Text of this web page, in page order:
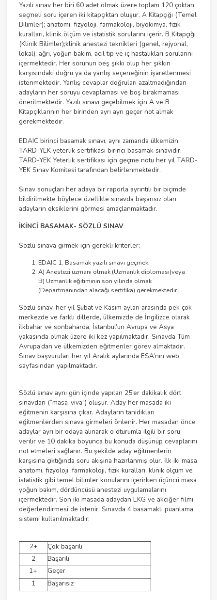
Yazılı sınav her biri 60 adet olmak üzere toplam 120 çoktan
seçmeli soru içeren iki kitapçıktan oluşur. A Kitapçığı (Temel
Bilimler); anatomi, fizyoloji, farmakoloji, biyokimya, fizik
kuralları, klinik ölçüm ve istatistik sorularını içerir. B Kitapçığı
(Klinik Bilimler);klinik anestezi teknikleri (genel, rejyonal,
lokal), ağrı, yoğun bakım, acil tıp ve iç hastalıkları sorularını
içermektedir. Her sorunun beş şıkkı olup her şıkkın
karşısındaki doğru ya da yanlış seçeneğinin işaretlenmesi
istenmektedir. Yanlış cevaplar doğruları azaltmadığından
adayların her soruyu cevaplaması ve boş bırakmaması
önerilmektedir. Yazılı sınavı geçebilmek için A ve B
Kitapçıklarının her birinden ayrı ayrı geçer not almak
gerekmektedir.
EDAIC birinci basamak sınavı, aynı zamanda ülkemizin
TARD-YEK yeterlik sertifikası birinci basamak sınavıdır.
TARD-YEK Yeterlik sertifikası için geçme notu her yıl TARD-
YEK Sınav Komitesi tarafından belirlenmektedir.
Sınav sonuçları her adaya bir raporla ayrıntılı bir biçimde
bildirilmekte böylece özellikle sınavda başarısız olan
adayların eksiklerini görmesi amaçlanmaktadır.
İKİNCİ BASAMAK- SÖZLÜ SINAV
Sözlü sınava girmek için gerekli kriterler;
EDAIC 1. Basamak yazılı sınavı geçmek,
A) Anestezi uzmanı olmak (Uzmanlık diploması)veya
B) Uzmanlık eğitiminin son yılında olmak
(Departmanından alacağı sertifika) gerekmektedir.
Sözlü sınav, her yıl Şubat ve Kasım ayları arasında pek çok
merkezde ve farklı dillerde, ülkemizde de İngilizce olarak
ilkbahar ve sonbaharda, İstanbul’un Avrupa ve Asya
yakasında olmak üzere iki kez yapılmaktadır. Sınavda Tüm
Avrupa’dan ve ülkemizden eğitmenler görev almaktadır.
Sınav başvuruları her yıl Aralık aylarında ESA’nın web
sayfasından yapılmaktadır.
Sözlü sınav aynı gün içinde yapılan 25’er dakikalık dört
sınavdan (“masa-viva”) oluşur. Aday her masada iki
eğitmenin karşısına çıkar. Adayların tanıdıkları
eğitmenlerden sınava girmeleri önlenir. Her masadan önce
adaylar ayrı bir odaya alınarak o oturumla ilgili bir soru
verilir ve 10 dakika boyunca bu konuda düşünüp cevaplarını
not etmeleri sağlanır. Bu şekilde aday eğitmenlerin
karşısına çıktığında soru akışına hazırlanmış olur. İlk iki masa
anatomi, fizyoloji, farmakoloji, fizik kuralları, klinik ölçüm ve
istatistik gibi temel bilimler konularını içerirken üçüncü masa
yoğun bakım, dördüncüsü anestezi uygulamalarını
içermektedir. Son iki masada adaydan EKG ve akciğer filmi
değerlendirmesi de istenir. Sınavda 4 basamaklı puanlama
sistemi kullanılmaktadır:
2+
Çok başarılı
2
Başarılı
1+
Geçer
1
Başarısız